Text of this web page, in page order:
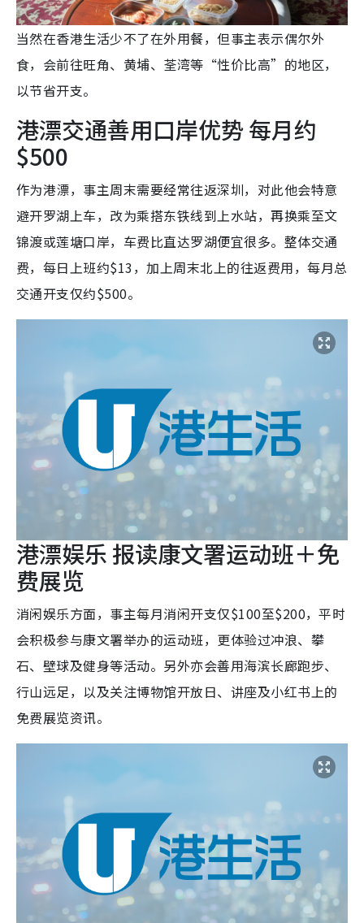
当然在香港生活少不了在外用餐，但事主表示偶尔外
食，会前往旺角、黄埔、荃湾等“性价比高”的地区，
以节省开支。
港漂交通善用口岸优势 每月约
$500
作为港漂，事主周末需要经常往返深圳，对此他会特意
避开罗湖上车，改为乘搭东铁线到上水站，再换乘至文
锦渡或莲塘口岸，车费比直达罗湖便宜很多。整体交通
费，每日上班约$13，加上周末北上的往返费用，每月总
交通开支仅约$500。
港漂娱乐 报读康文署运动班＋免
费展览
消闲娱乐方面，事主每月消闲开支仅$100至$200，平时
会积极参与康文署举办的运动班，更体验过冲浪、攀
石、壁球及健身等活动。另外亦会善用海滨长廊跑步、
行山远足，以及关注博物馆开放日、讲座及小红书上的
免费展览资讯。